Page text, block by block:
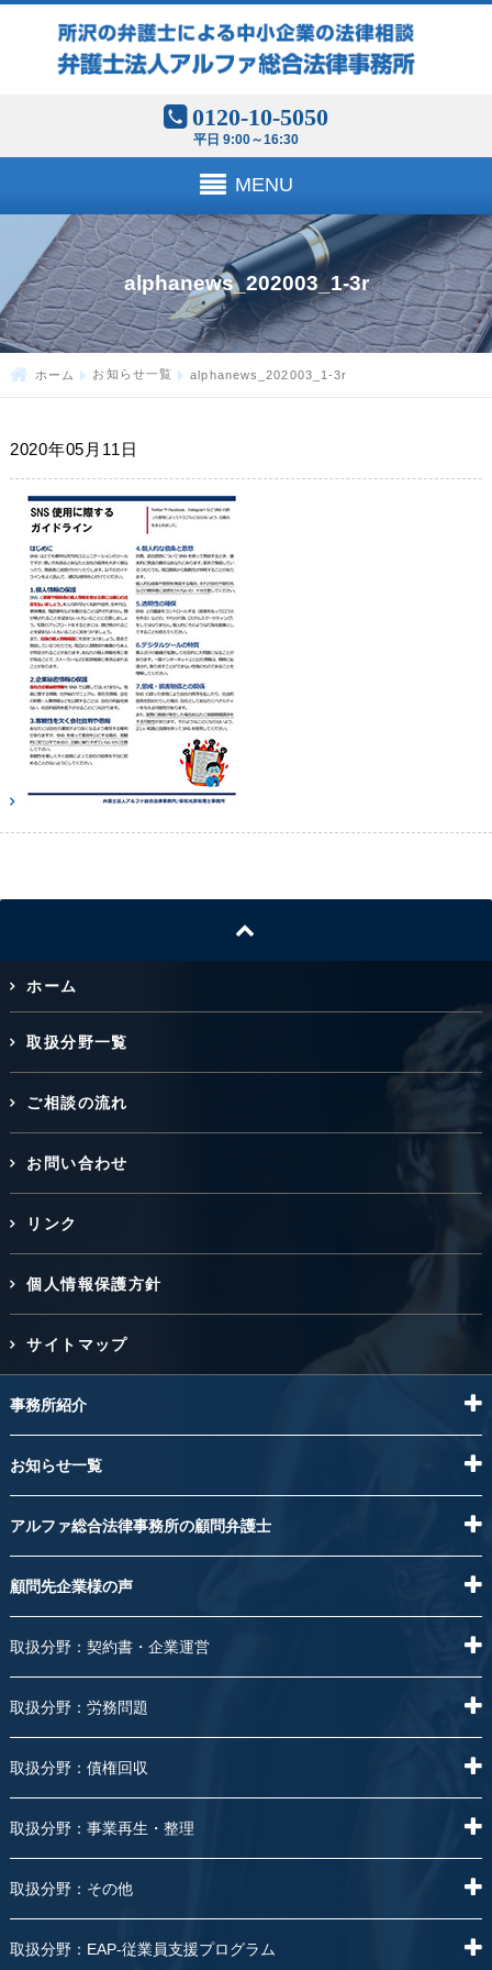
0120-10-5050
平日 9:00～16:30
MENU
alphanews_202003_1-3r
ホーム お知らせ一覧 alphanews_202003_1-3r
2020年05月11日
ホーム
取扱分野一覧
ご相談の流れ
お問い合わせ
リンク
個人情報保護方針
サイトマップ
事務所紹介
お知らせ一覧
アルファ総合法律事務所の顧問弁護士
顧問先企業様の声
取扱分野：契約書・企業運営
取扱分野：労務問題
取扱分野：債権回収
取扱分野：事業再生・整理
取扱分野：その他
取扱分野：EAP-従業員支援プログラム